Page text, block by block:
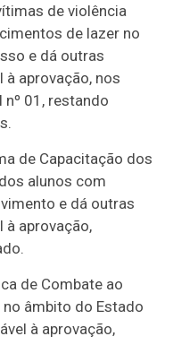
de violência
de lazer no
e dá outras
à aprovação, nos
01, restando
de Capacitação dos
alunos com
e dá outras
à aprovação,
de Combate ao
âmbito do Estado
à aprovação,